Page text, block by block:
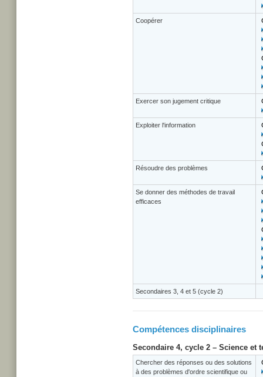
Coopérer
Exercer son jugement critique
Exploiter l'information
Résoudre des problèmes
Se donner des méthodes de travail
efficaces
Secondaires 3, 4 et 5 (cycle 2)
Compétences disciplinaires
Secondaire 4, cycle 2 – Science et
Chercher des réponses ou des solutions
à des problèmes d'ordre scientifique ou